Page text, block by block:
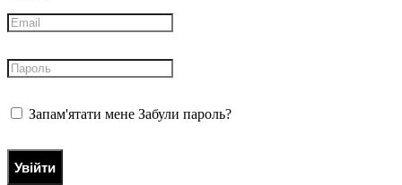
Запам'ятати мене Забули пароль?
Увійти